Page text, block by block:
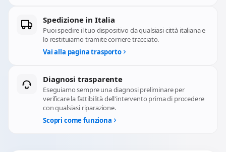
Spedizione in Italia
Puoi spedire il tuo dispositivo da qualsiasi città italiana e
lo restituiamo tramite corriere tracciato.
Vai alla pagina trasporto
Diagnosi trasparente
Eseguiamo sempre una diagnosi preliminare per
verificare la fattibilità dell'intervento prima di procedere
con qualsiasi riparazione.
Scopri come funziona